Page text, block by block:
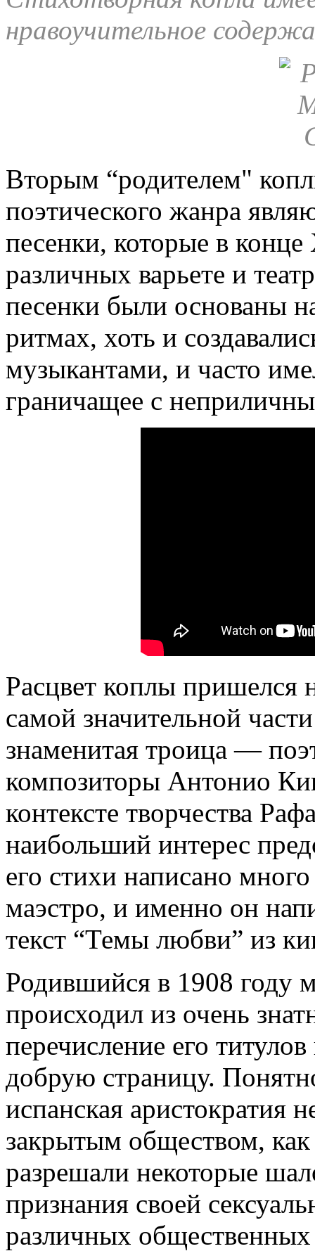
нравоучительное
Вторым “родителем"
поэтического жанра
песенки, которые в конце
различных варьете и
песенки были основаны
ритмах, хоть и
музыкантами, и часто
граничащее с
Расцвет коплы
самой значительной
знаменитая троица —
композиторы Антонио
контексте творчества
наибольший интерес
его стихи написано
маэстро, и именно он
текст “Темы любви” из
Родившийся в 1908 году
происходил из очень
перечисление его
добрую страницу.
испанская аристократия
закрытым обществом,
разрешали некоторые
признания своей
различных общественных